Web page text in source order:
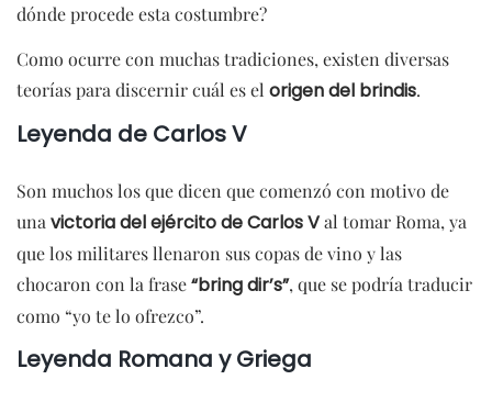
dónde procede esta costumbre?
Como ocurre con muchas tradiciones, existen diversas
teorías para discernir cuál es el origen del brindis.
Leyenda de Carlos V
Son muchos los que dicen que comenzó con motivo de
unavictoria del ejército de Carlos Val tomar Roma, ya
que los militares llenaron sus copas de vino y las
chocaron con la frase“bring dir’s”, que se podría traducir
como “yo te lo ofrezco”.
Leyenda Romana y Griega